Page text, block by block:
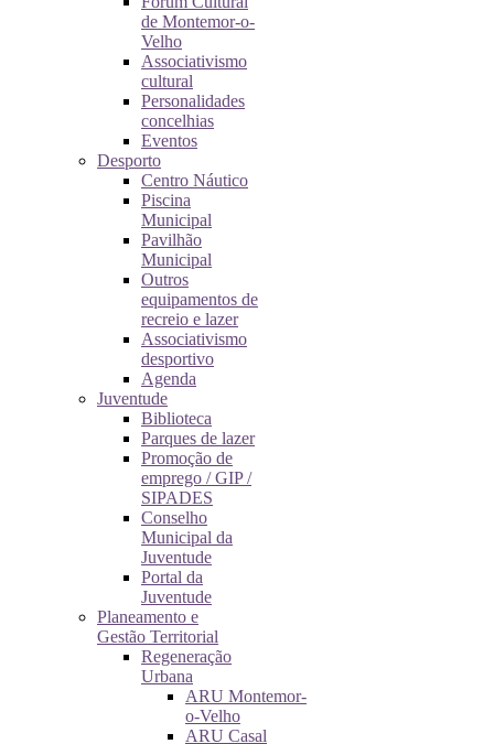
de Montemor-o-
Velho
Associativismo
cultural
Personalidades
concelhias
Eventos
Desporto
Centro Náutico
Piscina
Municipal
Pavilhão
Municipal
Outros
equipamentos de
recreio e lazer
Associativismo
desportivo
Agenda
Juventude
Biblioteca
Parques de lazer
Promoção de
emprego / GIP /
SIPADES
Conselho
Municipal da
Juventude
Portal da
Juventude
Planeamento e
Gestão Territorial
Regeneração
Urbana
ARU Montemor-
o-Velho
ARU Casal